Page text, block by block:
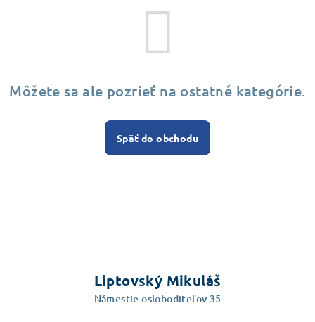
Môžete sa ale pozrieť na ostatné kategórie.
Späť do obchodu
Liptovský Mikuláš
Námestie osloboditeľov 35